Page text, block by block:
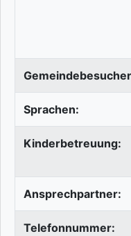
Sprachen:
Kinderbetreuung:
Ansprechpartner:
Telefonnummer: